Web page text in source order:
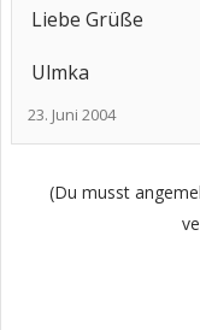
Liebe Grüße
Ulmka
23. Juni 2004
(Du musst